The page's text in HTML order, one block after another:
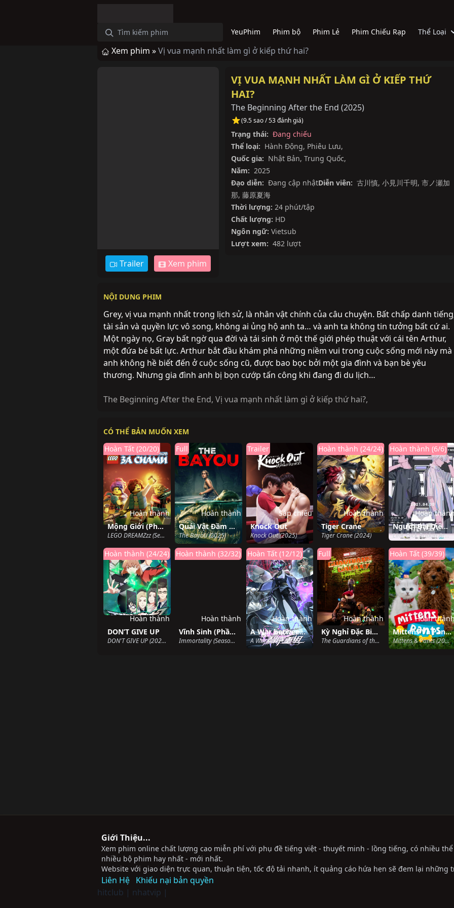
YeuPhim Phim bộ Phim Lẻ Phim Chiếu Rạp Thể Loại
Xem phim »Vị vua mạnh nhất làm gì ở kiếp thứ hai?
Trailer Xem phim
VỊ VUA MẠNH NHẤT LÀM GÌ Ở KIẾP THỨ
HAI?
The Beginning After the End (2025)
(9.5 sao / 53 đánh giá)
Trạng thái: Đang chiếu
Thể loại: Hành Động, Phiêu Lưu,
Quốc gia: Nhật Bản, Trung Quốc,
Năm: 2025
Đạo diễn: Đang cập nhậtDiễn viên: 古川慎, 小見川千明, 市ノ瀬加
那, 藤原夏海
Thời lượng: 24 phút/tập
Chất lượng: HD
Ngôn ngữ: Vietsub
Lượt xem: 482 lượt
NỘI DUNG PHIM
Grey, vị vua mạnh nhất trong lịch sử, là nhân vật chính của câu chuyện. Bất chấp danh
tài sản và quyền lực vô song, không ai ủng hộ anh ta… và anh ta không tin tưởng bất cứ ai.
Một ngày nọ, Gray bất ngờ qua đời và tái sinh ở một thế giới phép thuật với cái tên Arthur,
một đứa bé bất lực. Arthur bắt đầu khám phá những niềm vui trong cuộc sống mới này mà
anh không hề biết đến ở cuộc sống cũ, được bao bọc bởi một gia đình và bạn bè yêu
thương. Nhưng gia đình anh bị bọn cướp tấn công khi đang đi du lịch…
The Beginning After the End, Vị vua mạnh nhất làm gì ở kiếp thứ hai?,
CÓ THỂ BẢN MUỐN XEM
Mộng Giới (Phần 2)
LEGO DREAMZzz (Season 2) (2024)
Hoàn Tất (20/20)
Hoàn thành
Quái Vật Đầm Lầy
The Bayou (2025)
Full
Hoàn thành
Knock Out
Knock Out (2025)
Trailer
Sắp chiếu
Tiger Crane
Tiger Crane (2024)
Hoàn thành (24/24)
Hoàn thành
Người Đại Diện Thời Gian Season 3 Yingdu
Link Click Bridon Arc (2024)
Hoàn thành (6/6)
Hoàn thành
DON’T GIVE UP
DON'T GIVE UP (2024)
Hoàn thành (24/24)
Hoàn thành
Vĩnh Sinh (Phần 3)
Immortality (Season 3) (2024)
Hoàn thành (32/32)
Hoàn thành
A War between Humans and AI
A War between Humans and AI (2024)
Hoàn Tất (12/12)
Hoàn thành
Kỳ Nghỉ Đặc Biệt Của Vệ Binh Dải Ngân Hà
The Guardians of the Galaxy Holiday Special (2022)
Full
Hoàn thành
Mittens Và Pants
Mittens & Pants (2023)
Hoàn Tất (39/39)
Hoàn
Giới Thiệu...
Xem phim online chất lượng cao miễn phí với phụ đề tiếng việt - thuyết minh - lồng tiếng, có nhiều
nhiều bộ phim hay nhất - mới nhất.
Website với giao diện trực quan, thuận tiện, tốc độ tải nhanh, ít quảng cáo hứa hẹn sẽ đem lại
Liên Hệ Khiếu nại bản quyền
hitclub | nhatvip |